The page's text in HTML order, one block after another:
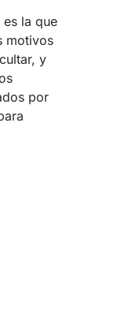
la que
motivos
y
por